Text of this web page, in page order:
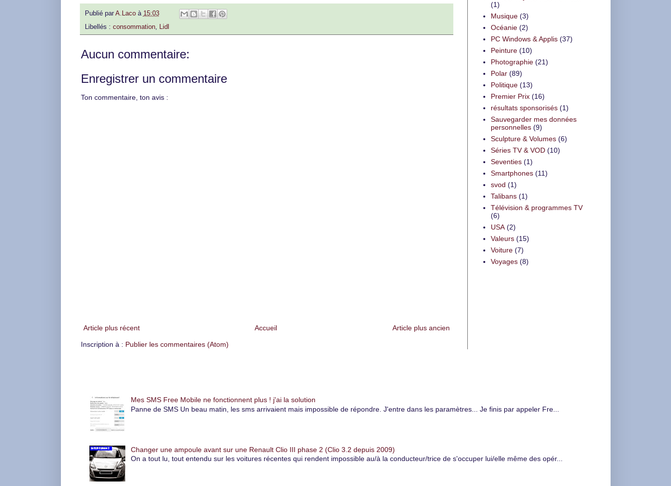
Publié par A.Laco à 15:03
Libellés : consommation, Lidl
Aucun commentaire:
Enregistrer un commentaire
Ton commentaire, ton avis :
Article plus récent Article plus ancien
Accueil
Inscription à : Publier les commentaires (Atom)
(1)
Musique (3)
Océanie (2)
PC Windows & Applis (37)
Peinture (10)
Photographie (21)
Polar (89)
Politique (13)
Premier Prix (16)
résultats sponsorisés (1)
Sauvegarder mes données
personnelles (9)
Sculpture & Volumes (6)
Séries TV & VOD (10)
Seventies (1)
Smartphones (11)
svod (1)
Talibans (1)
Télévision & programmes TV
(6)
USA (2)
Valeurs (15)
Voiture (7)
Voyages (8)
Mes SMS Free Mobile ne fonctionnent plus ! j'ai la solution
Panne de SMS Un beau matin, les sms arrivaient mais impossible de répondre. J'entre dans les paramètres... Je finis par appeler Fre...
Changer une ampoule avant sur une Renault Clio III phase 2 (Clio 3.2 depuis 2009)
On a tout lu, tout entendu sur les voitures récentes qui rendent impossible au/à la conducteur/trice de s'occuper lui/elle même des opér...